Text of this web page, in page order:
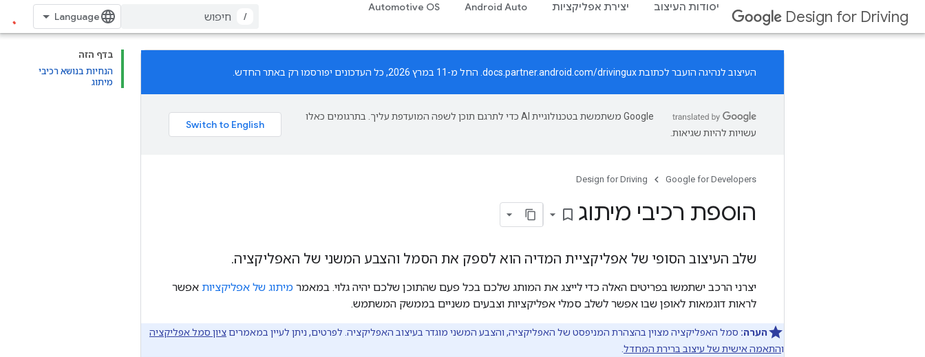
Design for Driving
יסודות העיצוב יצירת אפליקציות Android Auto
Automotive OS
/
בדף הזה
הנחיות בנושא רכיבי
מיתוג
העיצוב לנהיגה הועבר לכתובתdocs.partner.android.com/drivingux . החל מ-11 במרץ 2026, כל העדכונים יפורסמו רק באתר החדש.
‫Google משתמשת בטכנולוגיית AI כדי לתרגם תוכן לשפה המועדפת עליך. בתרגומים כאלו
עשויות להיות שגיאות.
Google for Developers
Design for Driving
הוספת רכיבי מיתוג bookmark_border
שלב העיצוב הסופי של אפליקציית המדיה הוא לספק את הסמל והצבע המשני של האפליקציה.
יצרני הרכב ישתמשו בפריטים האלה כדי לייצג את המותג שלכם בכל פעם שהתוכן שלכם יהיה גלוי. במאמר מיתוג של אפליקציות אפשר
לראות דוגמאות לאופן שבו אפשר לשלב סמלי אפליקציות וצבעים משניים בממשק המשתמש.
הערה: סמל האפליקציה מצוין בהצהרת המניפסט של האפליקציה, והצבע המשני מוגדר בעיצוב האפליקציה. לפרטים, ניתן לעיין במאמרים ציון סמל אפליקציה
והתאמה אישית של עיצוב ברירת המחדל